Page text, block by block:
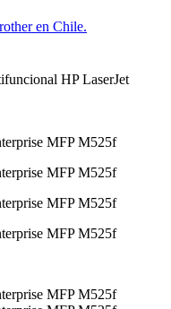
HP LaserJet